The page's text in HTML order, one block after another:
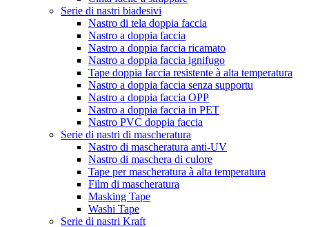
Serie di nastri biadesivi
Nastro di tela doppia faccia
Nastro a doppia faccia
Nastro a doppia faccia ricamato
Nastro a doppia faccia ignifugo
Tape doppia faccia resistente à alta temperatura
Nastro a doppia faccia senza supportu
Nastro a doppia faccia OPP
Nastro a doppia faccia in PET
Nastro PVC doppia faccia
Serie di nastri di mascheratura
Nastro di mascheratura anti-UV
Nastro di maschera di culore
Tape per mascheratura à alta temperatura
Film di mascheratura
Masking Tape
Washi Tape
Serie di nastri Kraft